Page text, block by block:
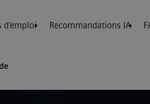
d’emploi Recommandations IA